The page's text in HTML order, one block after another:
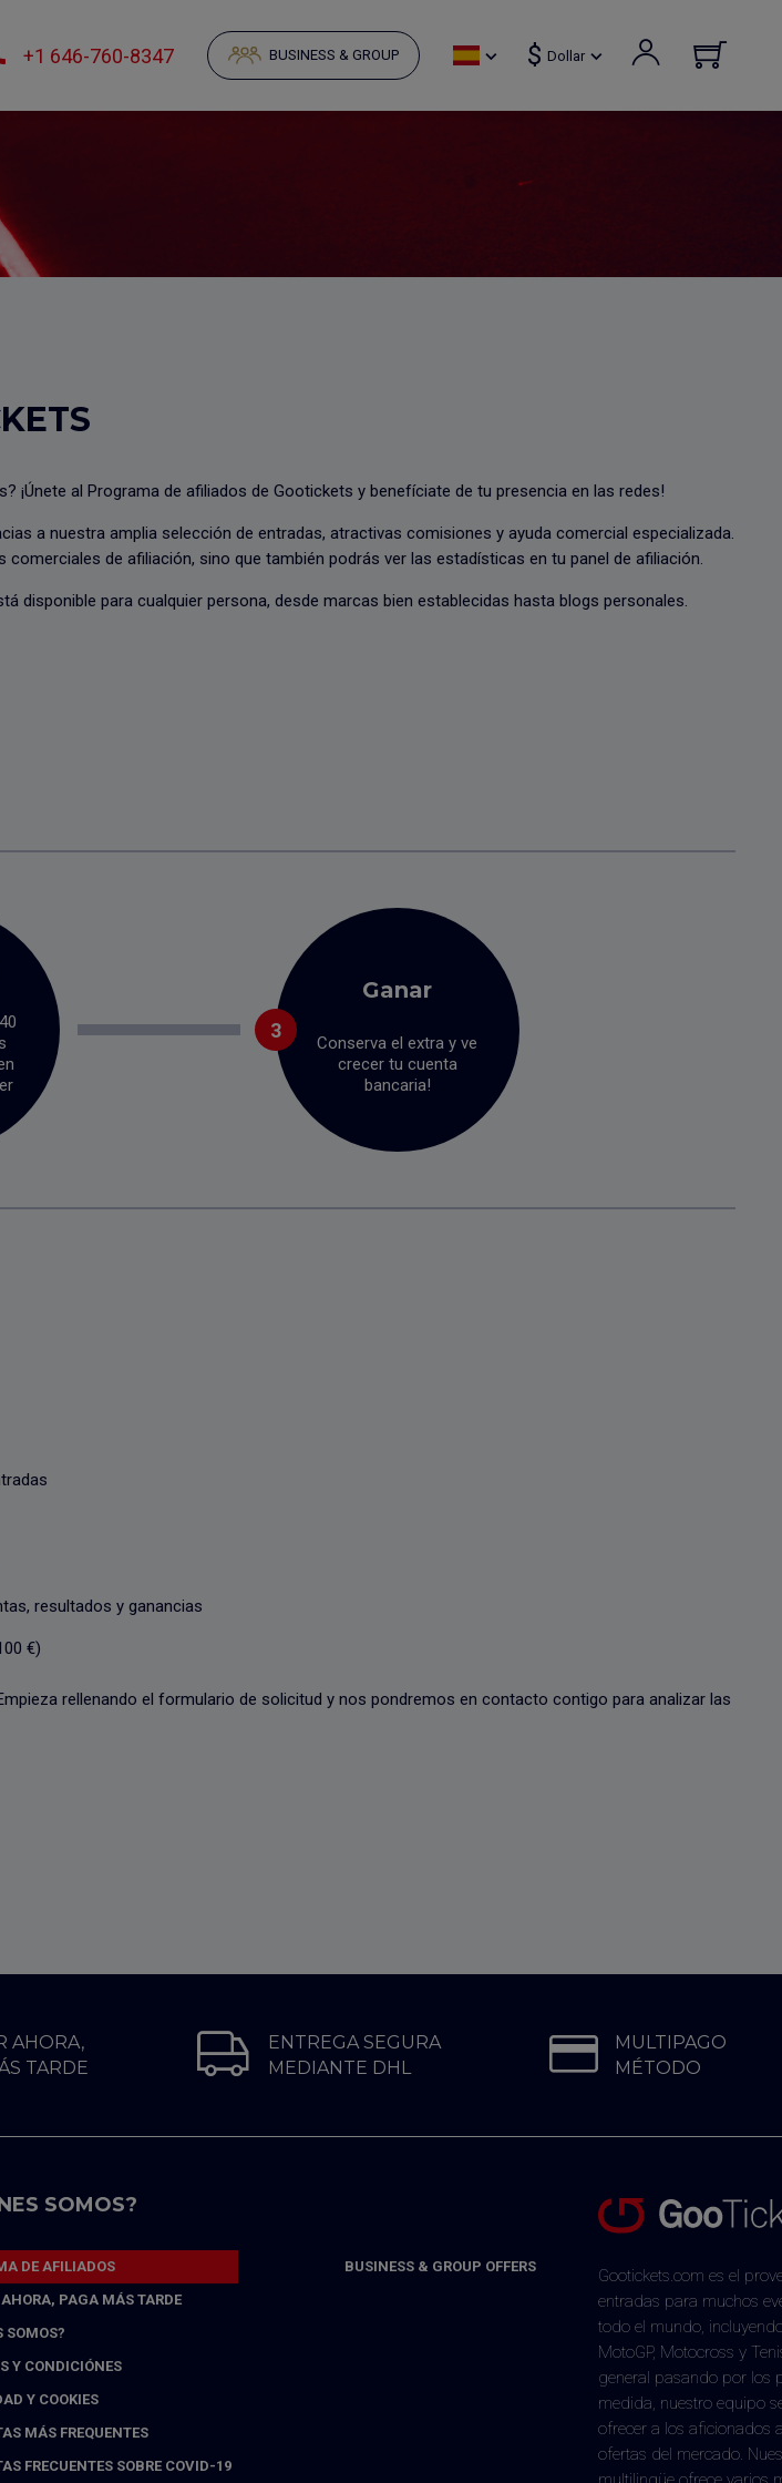
+1 646-760-8347 BUSINESS & GROUP $ Dollar
al Programa de afiliados de Gootickets y benefíciate de tu presencia en las redes!
a nuestra amplia selección de entradas, atractivas comisiones y ayuda comercial especializada.
de afiliación, sino que también podrás ver las estadísticas en tu panel de afiliación.
para cualquier persona, desde marcas bien establecidas hasta blogs personales.
3
Ganar
Conserva el extra y ve
crecer tu cuenta
bancaria!
resultados y ganancias
€)
rellenando el formulario de solicitud y nos pondremos en contacto contigo para analizar las
AHORA,
TARDE
ENTREGA SEGURA
MEDIANTE DHL
MULTIPAGO
MÉTODO
SOMOS?
DE AFILIADOS
PAGA MÁS TARDE
SOMOS?
Y CONDICIÓNES
Y COOKIES
MÁS FREQUENTES
FRECUENTES SOBRE COVID-19
BUSINESS & GROUP OFFERS
Gootickets.com es el
entradas para muchos
todo el mundo,
MotoGP, Motocross y
general pasando por los
medida, nuestro equipo
ofrecer a los aficionados
ofertas del mercado.